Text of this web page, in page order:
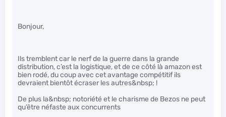
Bonjour,
Ils tremblent car le nerf de la guerre dans la grande
distribution, c’est la logistique, et de ce côté là amazon est
bien rodé, du coup avec cet avantage compétitif ils
devraient bientôt écraser les autres&nbsp; !
De plus la&nbsp; notoriété et le charisme de Bezos ne peut
qu’être néfaste aux concurrents